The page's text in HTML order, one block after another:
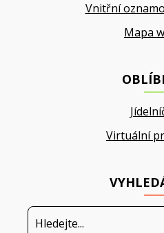
Vnitřní
Mapa
Virtuální